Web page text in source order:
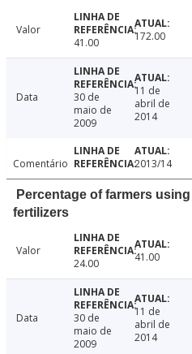
Valor
41.00
172.00
Data
30 de
maio de
2009
11 de
abril de
2014
Comentário 2013/14
Percentage of farmers
fertilizers
Valor
24.00
41.00
Data
30 de
maio de
2009
11 de
abril de
2014